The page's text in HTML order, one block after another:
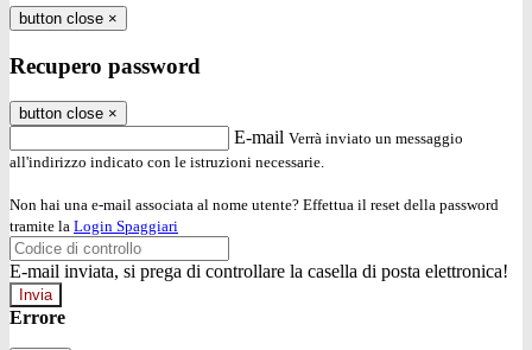
button close ×
Recupero password
button close ×
E-mail Verrà inviato un messaggio
all'indirizzo indicato con le istruzioni necessarie.
Non hai una e-mail associata al nome utente? Effettua il reset della password
tramite la Login Spaggiari
E-mail inviata, si prega di controllare la casella di posta elettronica!
Errore